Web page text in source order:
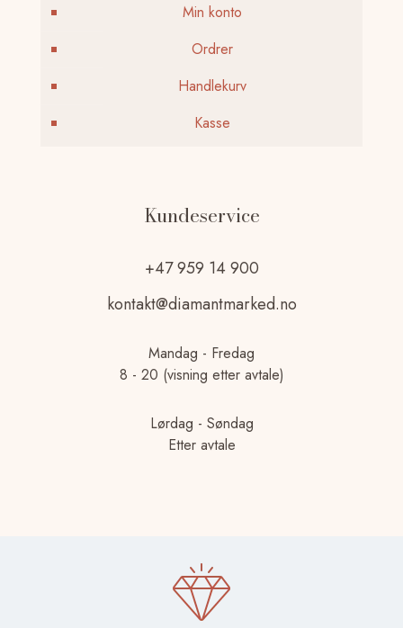
Min konto
Ordrer
Handlekurv
Kasse
Kundeservice
+47 959 14 900
kontakt@diamantmarked.no
Mandag - Fredag
8 - 20 (visning etter avtale)
Lørdag - Søndag
Etter avtale
© 2025 Diamantmarked.no | En del av Økonomi